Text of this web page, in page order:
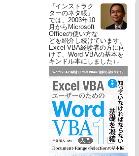
『インストラク
ターのネタ帳』
では、2003年10
月からMicrosoft
Officeの使い方な
どを紹介し続けています。
Excel VBA経験者の方に向
けて、Word VBAの基本を
キンドル本にしました↓↓